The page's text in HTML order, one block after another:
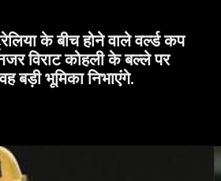
के बीच होने वाले वर्ल्ड कप
विराट कोहली के बल्ले पर
बड़ी भूमिका निभाएंगे.